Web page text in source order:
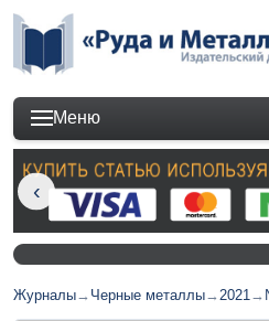
Меню
Журналы→ Черные металлы→2021→